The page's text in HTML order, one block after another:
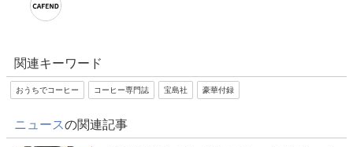
関連キーワード
おうちでコーヒー コーヒー専門誌 宝島社 豪華付録
ニュースの関連記事